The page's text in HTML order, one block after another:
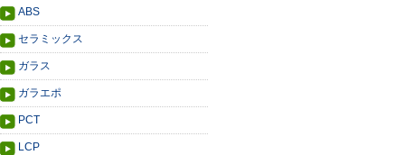
ABS
セラミックス
ガラス
ガラエポ
PCT
LCP